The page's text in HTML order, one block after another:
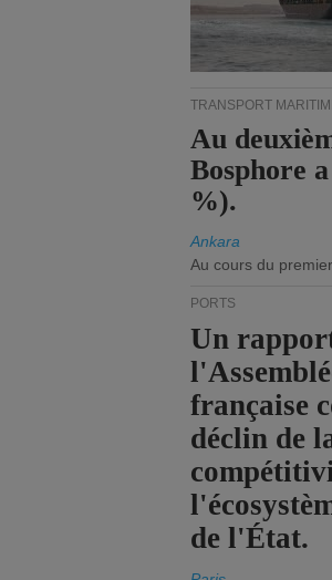
TRANSPORT
Au
Bosphore
%).
Ankara
Au cours du
PORTS
Un
française
déclin de
de l'État.